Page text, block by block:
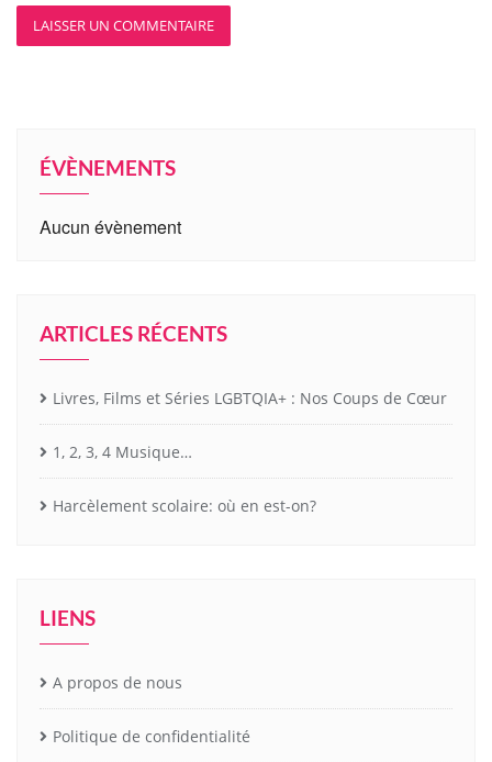
ÉVÈNEMENTS
Aucun évènement
ARTICLES RÉCENTS
Livres, Films et Séries LGBTQIA+ : Nos Coups de Cœur
1, 2, 3, 4 Musique…
Harcèlement scolaire: où en est-on?
LIENS
A propos de nous
Politique de confidentialité